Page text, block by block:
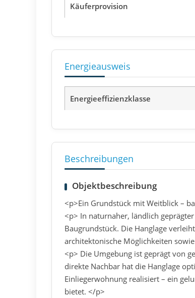
Käuferprovision
Energieausweis
Energieeffizienzklasse
Beschreibungen
Objektbeschreibung
<p>Ein Grundstück mit Weitblick –
<p> In naturnaher, ländlich
Baugrundstück. Die Hanglage
architektonische Möglichkeiten
<p> Die Umgebung ist geprägt von
direkte Nachbar hat die Hanglage
Einliegerwohnung realisiert – ein
bietet. </p>